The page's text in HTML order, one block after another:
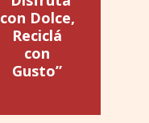
con Dolce,
Reciclá
con
Gusto”